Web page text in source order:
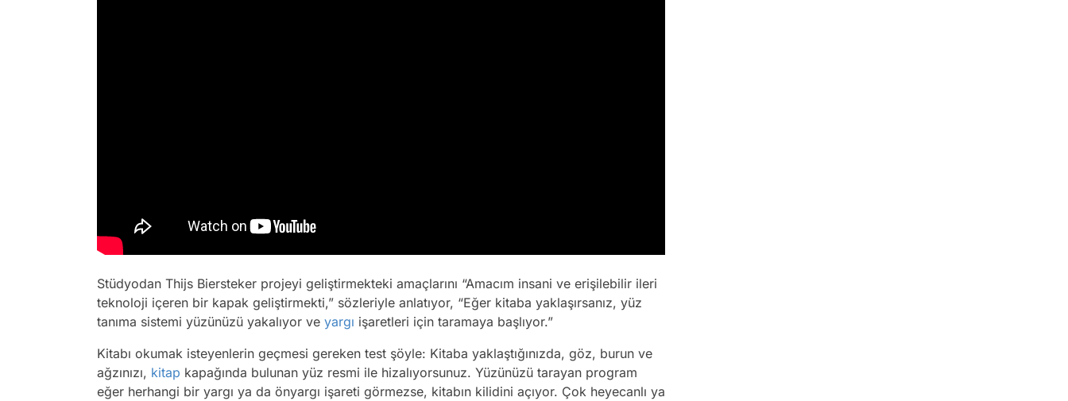
Stüdyodan Thijs Biersteker projeyi geliştirmekteki amaçlarını “Amacım insani ve erişilebilir ileri
teknoloji içeren bir kapak geliştirmekti,” sözleriyle anlatıyor, “Eğer kitaba yaklaşırsanız, yüz
tanıma sistemi yüzünüzü yakalıyor ve yargı işaretleri için taramaya başlıyor.”
Kitabı okumak isteyenlerin geçmesi gereken test şöyle: Kitaba yaklaştığınızda, göz, burun ve
ağzınızı, kitap kapağında bulunan yüz resmi ile hizalıyorsunuz. Yüzünüzü tarayan program
eğer herhangi bir yargı ya da önyargı işareti görmezse, kitabın kilidini açıyor. Çok heyecanlı ya